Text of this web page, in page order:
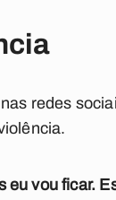
redes
vou ficar.